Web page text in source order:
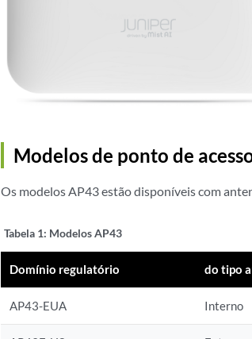
Modelos de ponto de
Os modelos AP43 estão disponíveis com
Tabela 1: Modelos AP43
Domínio regulatório do tipo
AP43-EUA Interno